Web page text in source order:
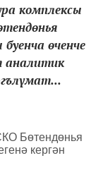
комплексы
өченче
аналитик